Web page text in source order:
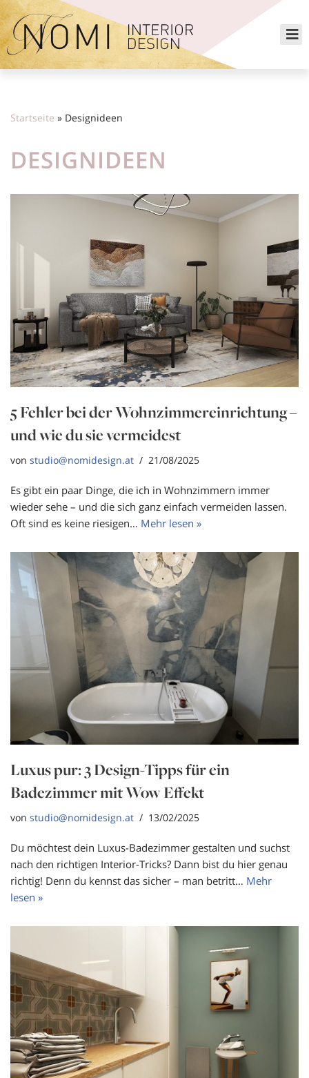
Zum
Inhalt
springen
Startseite » Designideen
DESIGNIDEEN
5 Fehler bei der Wohnzimmereinrichtung –
und wie du sie vermeidest
von studio@nomidesign.at 21/08/2025
Es gibt ein paar Dinge, die ich in Wohnzimmern immer
wieder sehe – und die sich ganz einfach vermeiden lassen.
Oft sind es keine riesigen… Mehr lesen »
Luxus pur: 3 Design-Tipps für ein
Badezimmer mit Wow Effekt
von studio@nomidesign.at 13/02/2025
Du möchtest dein Luxus-Badezimmer gestalten und suchst
nach den richtigen Interior-Tricks? Dann bist du hier genau
richtig! Denn du kennst das sicher – man betritt… Mehr
lesen »